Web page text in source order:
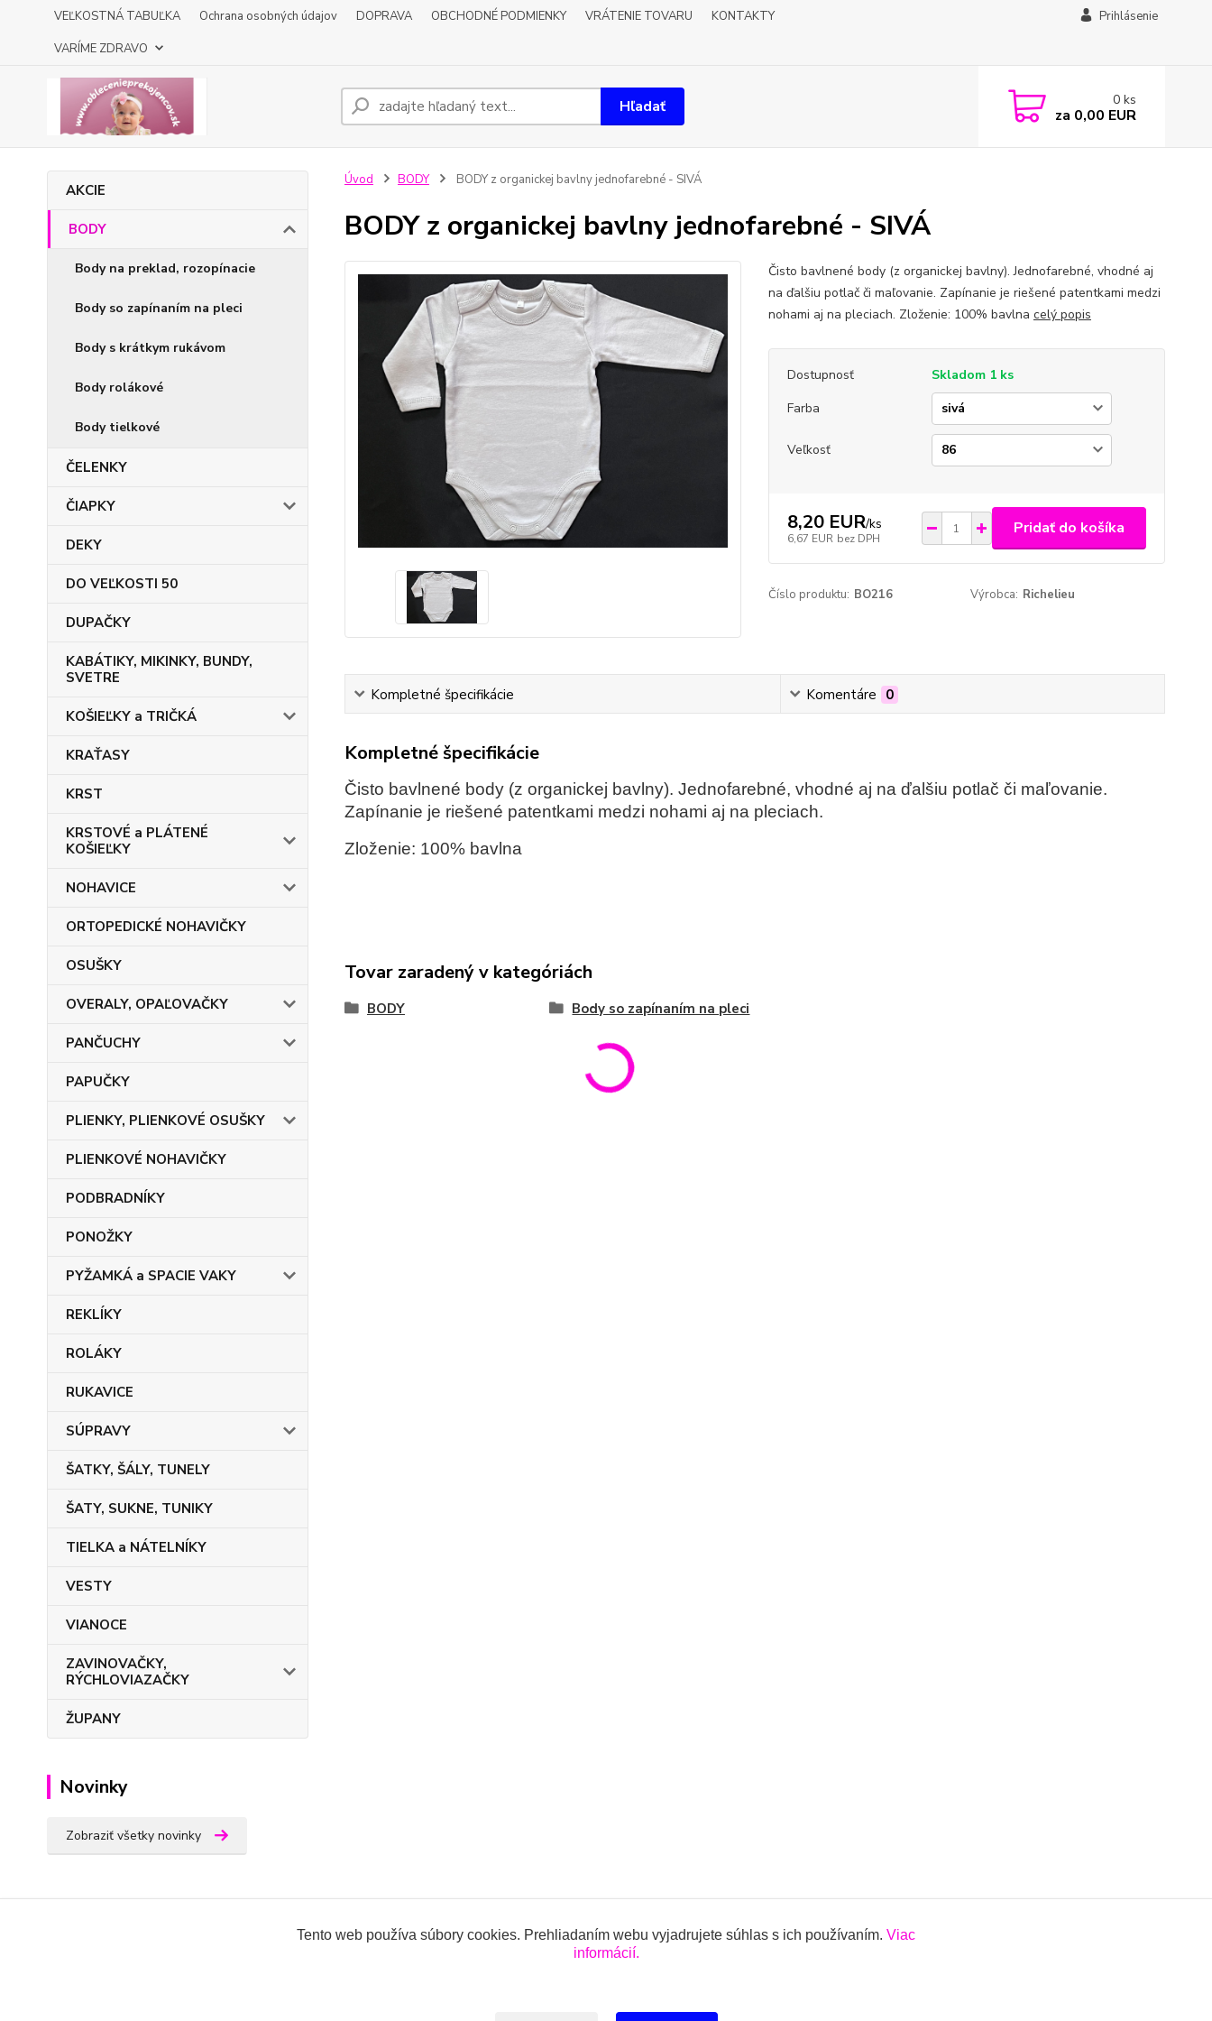
VEĽKOSTNÁ TABUĽKA Ochrana osobných údajov DOPRAVA OBCHODNÉ PODMIENKY VRÁTENIE TOVARU
KONTAKTY
VARÍME ZDRAVO
Prihlásenie
Hľadať 0 ks
za 0,00 EUR
AKCIE
BODY
Body na preklad, rozopínacie
Body so zapínaním na pleci
Body s krátkym rukávom
Body rolákové
Body tielkové
ČELENKY
ČIAPKY
DEKY
DO VEĽKOSTI 50
DUPAČKY
KABÁTIKY, MIKINKY, BUNDY,
SVETRE
KOŠIEĽKY a TRIČKÁ
KRAŤASY
KRST
KRSTOVÉ a PLÁTENÉ
KOŠIEĽKY
NOHAVICE
ORTOPEDICKÉ NOHAVIČKY
OSUŠKY
OVERALY, OPAĽOVAČKY
PANČUCHY
PAPUČKY
PLIENKY, PLIENKOVÉ OSUŠKY
PLIENKOVÉ NOHAVIČKY
PODBRADNÍKY
PONOŽKY
PYŽAMKÁ a SPACIE VAKY
REKLÍKY
ROLÁKY
RUKAVICE
SÚPRAVY
ŠATKY, ŠÁLY, TUNELY
ŠATY, SUKNE, TUNIKY
TIELKA a NÁTELNÍKY
VESTY
VIANOCE
ZAVINOVAČKY,
RÝCHLOVIAZAČKY
ŽUPANY
Novinky
Zobraziť všetky novinky
Úvod BODY BODY z organickej bavlny jednofarebné - SIVÁ
BODY z organickej bavlny jednofarebné - SIVÁ
Čisto bavlnené body (z organickej bavlny). Jednofarebné, vhodné aj
na ďalšiu potlač či maľovanie. Zapínanie je riešené patentkami medzi
nohami aj na pleciach. Zloženie: 100% bavlna celý popis
Dostupnosť
Skladom 1 ks
Farba
Veľkosť
8,20 EUR/ks
6,67 EUR bez DPH
Pridať do košíka
Číslo produktu: BO216 Výrobca: Richelieu
Kompletné špecifikácie Komentáre 0
Kompletné špecifikácie
Čisto bavlnené body (z organickej bavlny). Jednofarebné, vhodné aj na ďalšiu potlač či maľovanie.
Zapínanie je riešené patentkami medzi nohami aj na pleciach.
Zloženie: 100% bavlna
Tovar zaradený v kategóriách
BODY Body so zapínaním na pleci
Tento web používa súbory cookies. Prehliadaním webu vyjadrujete súhlas s ich používaním. Viac
informácií.